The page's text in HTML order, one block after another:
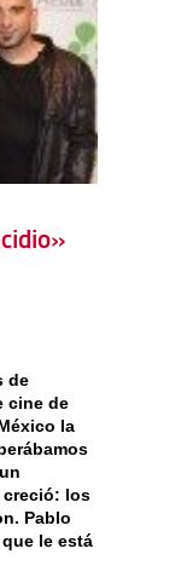
de
cine de
la
creció: los
Pablo
le está